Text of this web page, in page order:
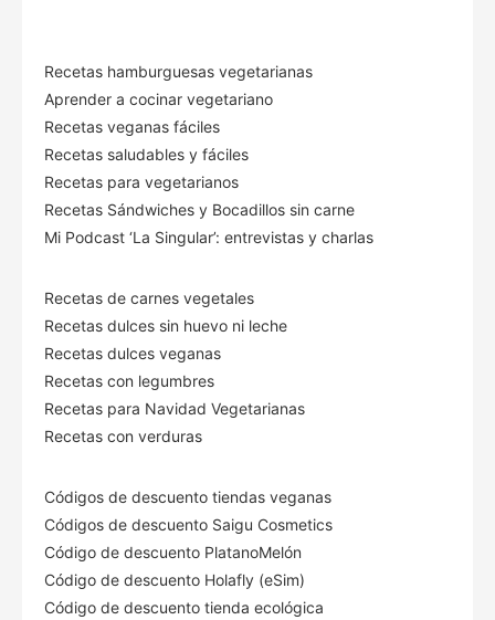
Recetas hamburguesas vegetarianas
Aprender a cocinar vegetariano
Recetas veganas fáciles
Recetas saludables y fáciles
Recetas para vegetarianos
Recetas Sándwiches y Bocadillos sin carne
Mi Podcast ‘La Singular’: entrevistas y charlas
Recetas de carnes vegetales
Recetas dulces sin huevo ni leche
Recetas dulces veganas
Recetas con legumbres
Recetas para Navidad Vegetarianas
Recetas con verduras
Códigos de descuento tiendas veganas
Códigos de descuento Saigu Cosmetics
Código de descuento PlatanoMelón
Código de descuento Holafly (eSim)
Código de descuento tienda ecológica